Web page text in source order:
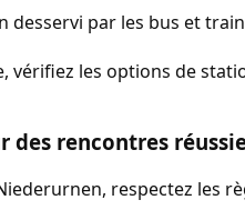
desservi par les bus et
vérifiez les options de
des rencontres
respectez les